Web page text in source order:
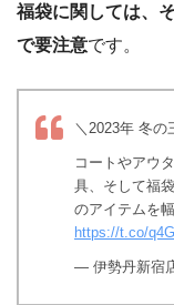
福袋に関しては、
で要注意です。
＼2023年 冬の
コートやアウ
具、そして福
のアイテムを
https://t.co/
— 伊勢丹新宿